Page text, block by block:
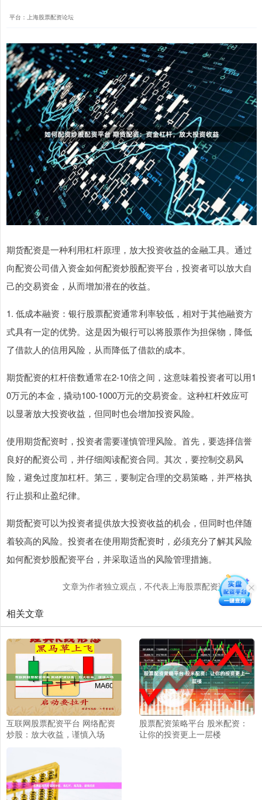
平台：上海股票配资论坛
期货配资是一种利用杠杆原理，放大投资收益的金融工具。通过
向配资公司借入资金如何配资炒股配资平台，投资者可以放大自
己的交易资金，从而增加潜在的收益。
1. 低成本融资：银行股票配资通常利率较低，相对于其他融资方
式具有一定的优势。这是因为银行可以将股票作为担保物，降低
了借款人的信用风险，从而降低了借款的成本。
期货配资的杠杆倍数通常在2-10倍之间，这意味着投资者可以用1
0万元的本金，撬动100-1000万元的交易资金。这种杠杆效应可
以显著放大投资收益，但同时也会增加投资风险。
使用期货配资时，投资者需要谨慎管理风险。首先，要选择信誉
良好的配资公司，并仔细阅读配资合同。其次，要控制交易风
险，避免过度加杠杆。第三，要制定合理的交易策略，并严格执
行止损和止盈纪律。
期货配资可以为投资者提供放大投资收益的机会，但同时也伴随
着较高的风险。投资者在使用期货配资时，必须充分了解其风险
如何配资炒股配资平台，并采取适当的风险管理措施。
文章为作者独立观点，不代表上海股票配资论坛观点
相关文章
互联网股票配资平台 网络配资
炒股：放大收益，谨慎入场
股票配资策略平台 股米配资：
让你的投资更上一层楼